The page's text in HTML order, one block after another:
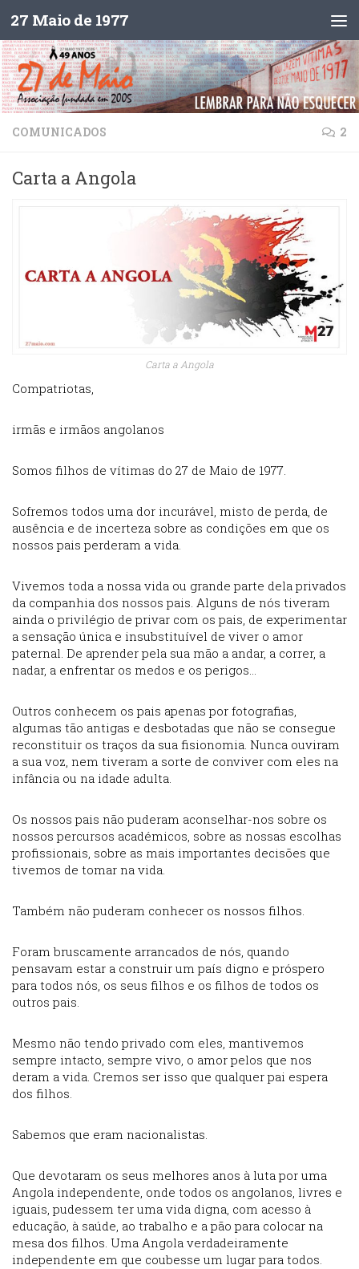
Skip to content
27 Maio de 1977
COMUNICADOS 2
Carta a Angola
Carta a Angola
Compatriotas,
irmãs e irmãos angolanos
Somos filhos de vítimas do 27 de Maio de 1977.
Sofremos todos uma dor incurável, misto de perda, de
ausência e de incerteza sobre as condições em que os
nossos pais perderam a vida.
Vivemos toda a nossa vida ou grande parte dela privados
da companhia dos nossos pais. Alguns de nós tiveram
ainda o privilégio de privar com os pais, de experimentar
a sensação única e insubstituível de viver o amor
paternal. De aprender pela sua mão a andar, a correr, a
nadar, a enfrentar os medos e os perigos…
Outros conhecem os pais apenas por fotografias,
algumas tão antigas e desbotadas que não se consegue
reconstituir os traços da sua fisionomia. Nunca ouviram
a sua voz, nem tiveram a sorte de conviver com eles na
infância ou na idade adulta.
Os nossos pais não puderam aconselhar-nos sobre os
nossos percursos académicos, sobre as nossas escolhas
profissionais, sobre as mais importantes decisões que
tivemos de tomar na vida.
Também não puderam conhecer os nossos filhos.
Foram bruscamente arrancados de nós, quando
pensavam estar a construir um país digno e próspero
para todos nós, os seus filhos e os filhos de todos os
outros pais.
Mesmo não tendo privado com eles, mantivemos
sempre intacto, sempre vivo, o amor pelos que nos
deram a vida. Cremos ser isso que qualquer pai espera
dos filhos.
Sabemos que eram nacionalistas.
Que devotaram os seus melhores anos à luta por uma
Angola independente, onde todos os angolanos, livres e
iguais, pudessem ter uma vida digna, com acesso à
educação, à saúde, ao trabalho e a pão para colocar na
mesa dos filhos. Uma Angola verdadeiramente
independente em que coubesse um lugar para todos.